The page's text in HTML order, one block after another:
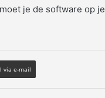
je de software op je
via e-mail